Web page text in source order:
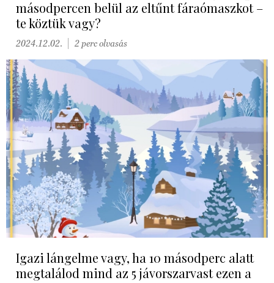
másodpercen belül az eltűnt fáraómaszkot –
te köztük vagy?
2024.12.02. 2 perc olvasás
Igazi lángelme vagy, ha 10 másodperc alatt
megtalálod mind az 5 jávorszarvast ezen a